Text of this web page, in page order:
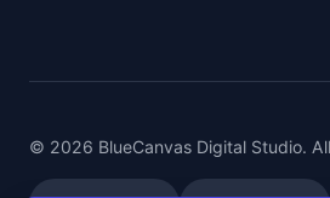
© 2026 BlueCanvas Digital Studio.